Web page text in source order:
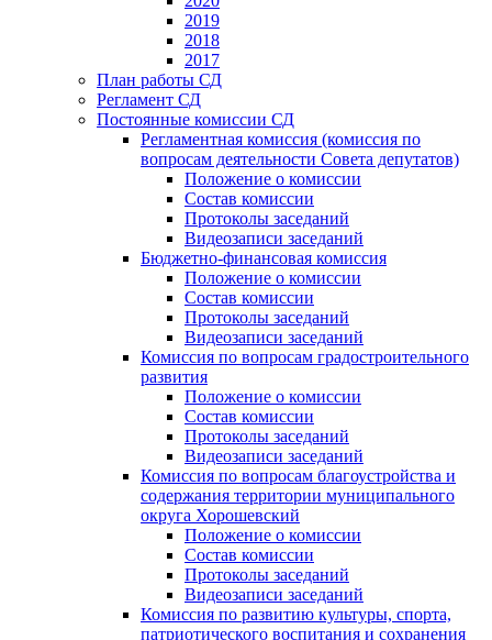
2019
2018
2017
План работы СД
Регламент СД
Постоянные комиссии СД
Регламентная комиссия (комиссия по
вопросам деятельности Совета депутатов)
Положение о комиссии
Состав комиссии
Протоколы заседаний
Видеозаписи заседаний
Бюджетно-финансовая комиссия
Положение о комиссии
Состав комиссии
Протоколы заседаний
Видеозаписи заседаний
Комиссия по вопросам градостроительного
развития
Положение о комиссии
Состав комиссии
Протоколы заседаний
Видеозаписи заседаний
Комиссия по вопросам благоустройства и
содержания территории муниципального
округа Хорошевский
Положение о комиссии
Состав комиссии
Протоколы заседаний
Видеозаписи заседаний
Комиссия по развитию культуры, спорта,
патриотического воспитания и сохранения